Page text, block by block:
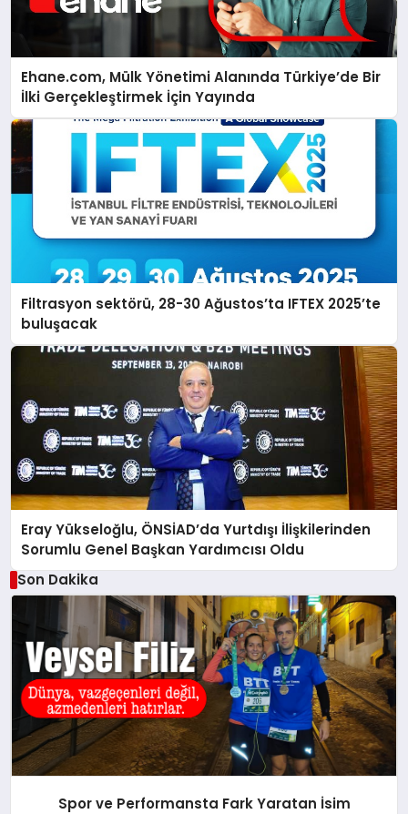
Ehane.com, Mülk Yönetimi Alanında Türkiye’de Bir
İlki Gerçekleştirmek İçin Yayında
Filtrasyon sektörü, 28-30 Ağustos’ta IFTEX 2025’te
buluşacak
Eray Yükseloğlu, ÖNSİAD’da Yurtdışı İlişkilerinden
Sorumlu Genel Başkan Yardımcısı Oldu
Son Dakika
Spor ve Performansta Fark Yaratan İsim